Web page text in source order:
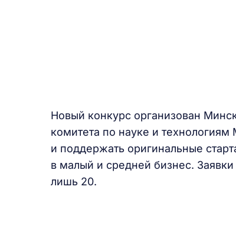
Новый конкурс организован
комитета по науке и технологиям
и поддержать оригинальные
в малый и средней бизнес.
лишь 20.